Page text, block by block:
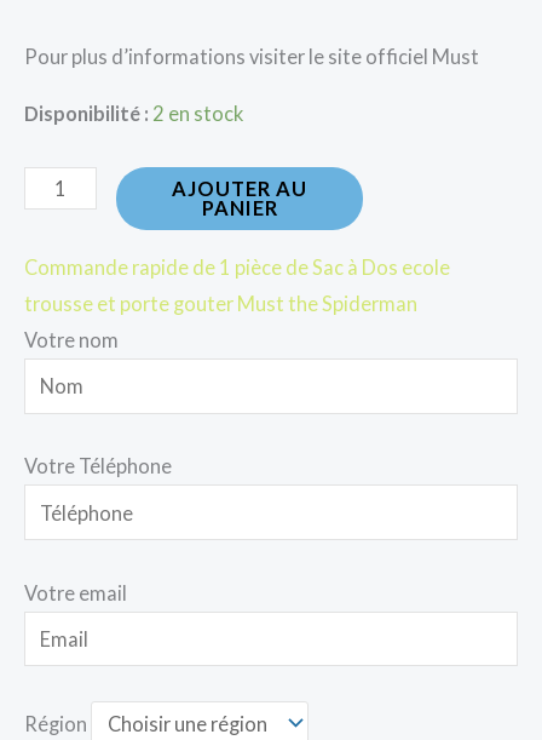
Pour plus d’informations visiter le site officiel Must
Disponibilité : 2 en stock
AJOUTER AU
PANIER
Commande rapide de 1 pièce de Sac à Dos ecole
trousse et porte gouter Must the Spiderman
Votre nom
Votre Téléphone
Votre email
Région